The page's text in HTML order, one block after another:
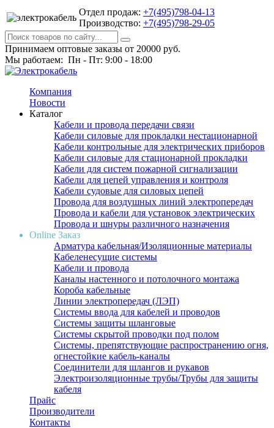
Отдел продаж: +7(495)798-04-13
Производство: +7(495)798-29-05
Принимаем оптовые заказы от 20000 руб.
Мы работаем: Пн - Пт: 9:00 - 18:00
Компания
Новости
Каталог
Кабели и провода передачи связи
Кабели силовые для прокладки нестационарной
Кабели контрольные для электрических приборов
Кабели силовые для стационарной прокладки
Кабели для систем пожарной сигнализации
Кабели для цепей управления и контроля
Кабели судовые для силовых цепей
Провода для воздушных линий электропередач
Провода и кабели для установок электрических
Провода и шнуры различного назначения
Online Заказ
Арматура кабельная/Изоляционные материалы
Кабеленесущие системы
Кабели и провода
Каналы настенного и потолочного монтажа
Короба кабельные
Линии электропередач (ЛЭП)
Системы ввода для кабелей и проводов
Системы защиты шланговые
Системы скрытой проводки под полом
Системы, препятствующие распространению огня,
огнестойкие кабель-каналы
Соединители для шлангов и рукавов
Электроизоляционные трубы/Трубы для защиты
кабеля
Прайс
Производители
Контакты